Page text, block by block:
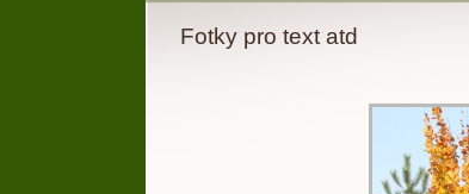
Fotky pro text atd